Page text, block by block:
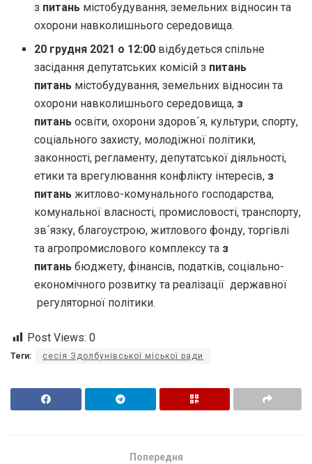
з питань містобудування, земельних відносин та
охорони навколишнього середовища.
20 грудня 2021 о 12:00 відбудеться спільне
засідання депутатських комісій з питань
питань містобудування, земельних відносин та
охорони навколишнього середовища, з
питань освіти, охорони здоров´я, культури, спорту,
соціального захисту, молодіжної політики,
законності, регламенту, депутатської діяльності,
етики та врегулювання конфлікту інтересів, з
питань житлово-комунального господарства,
комунальної власності, промисловості, транспорту,
зв´язку, благоустрою, житлового фонду, торгівлі
та агропромислового комплексу та з
питаньбюджету, фінансів, податків, соціально-
економічного розвитку та реалізації державної
регуляторної політики.
Post Views: 0
Теги: сесія Здолбунівської міської ради
Попередня